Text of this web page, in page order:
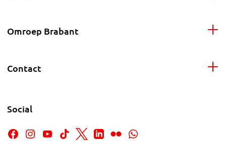
Omroep Brabant
Contact
Social